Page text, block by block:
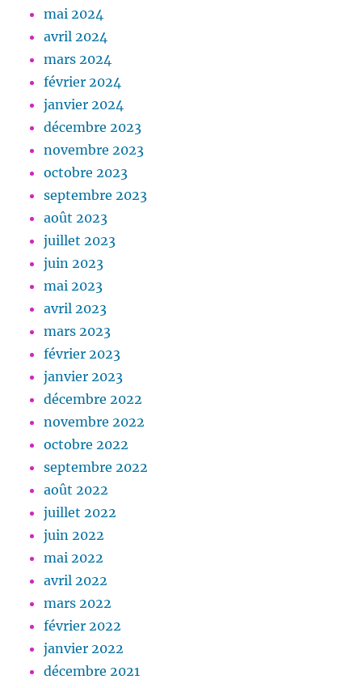
mai 2024
avril 2024
mars 2024
février 2024
janvier 2024
décembre 2023
novembre 2023
octobre 2023
septembre 2023
août 2023
juillet 2023
juin 2023
mai 2023
avril 2023
mars 2023
février 2023
janvier 2023
décembre 2022
novembre 2022
octobre 2022
septembre 2022
août 2022
juillet 2022
juin 2022
mai 2022
avril 2022
mars 2022
février 2022
janvier 2022
décembre 2021